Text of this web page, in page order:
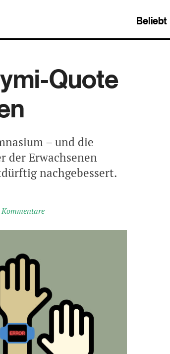
Beliebt
Quote
– und die
der Erwachsenen
nachgebessert.
Kommentare